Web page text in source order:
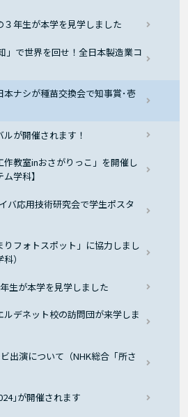
年生が本学を見学しました
」で世界を回せ！全日本製造業コ
ナシが種苗交換会で知事賞･壱
が開催されます！
作教室inおさがりっこ」を開催し
学科】
バ応用技術研究会で学生ポスタ
フォトスポット」に協力しまし
）
生が本学を見学しました
デネット校の訪問団が来学しま
出演について（NHK総合「所さ
｣が開催されます